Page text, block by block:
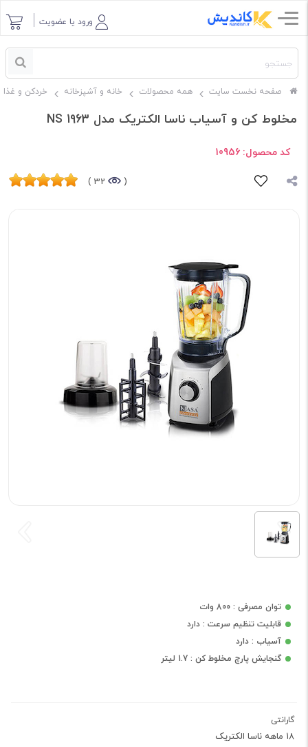
ورود یا عضویت
صفحه نخست سایت همه محصولات خانه و آشپزخانه خردکن و
مخلوط کن و آسیاب ناسا الکتریک مدل NS 1963
کد محصول: 10956
(
32 )
توان مصرفی : 800 وات
قابلیت تنظیم سرعت : دارد
آسیاب : دارد
گنجایش پارچ مخلوط کن : 1.7 لیتر
گارانتی
18 ماهه ناسا الکتریک